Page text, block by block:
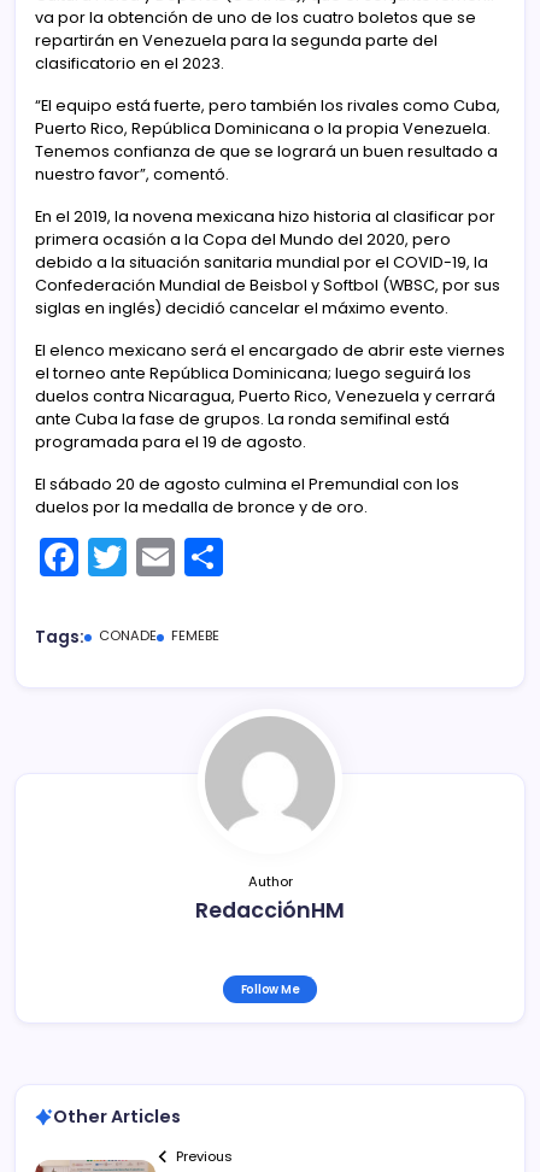
va por la obtención de uno de los cuatro boletos que se
repartirán en Venezuela para la segunda parte del
clasificatorio en el 2023.
“El equipo está fuerte, pero también los rivales como Cuba,
Puerto Rico, República Dominicana o la propia Venezuela.
Tenemos confianza de que se logrará un buen resultado a
nuestro favor”, comentó.
En el 2019, la novena mexicana hizo historia al clasificar por
primera ocasión a la Copa del Mundo del 2020, pero
debido a la situación sanitaria mundial por el COVID-19, la
Confederación Mundial de Beisbol y Softbol (WBSC, por sus
siglas en inglés) decidió cancelar el máximo evento.
El elenco mexicano será el encargado de abrir este viernes
el torneo ante República Dominicana; luego seguirá los
duelos contra Nicaragua, Puerto Rico, Venezuela y cerrará
ante Cuba la fase de grupos. La ronda semifinal está
programada para el 19 de agosto.
El sábado 20 de agosto culmina el Premundial con los
duelos por la medalla de bronce y de oro.
F
c
T
itt
E
ai
ar
tir
Tags: CONADE FEMEBE
Author
RedacciónHM
Follow Me
Other Articles
Previous